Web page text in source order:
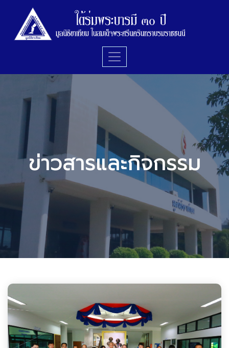
ข่าวสารและกิจกรรม